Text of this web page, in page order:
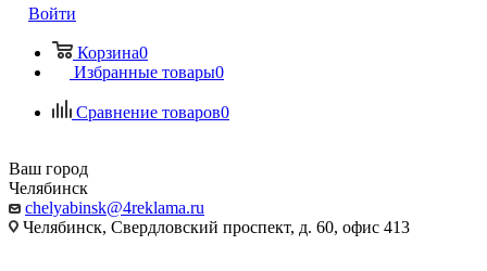
Войти
Корзина0
Избранные товары0
Сравнение товаров0
Ваш город
Челябинск
chelyabinsk@4reklama.ru
Челябинск, Свердловский проспект, д. 60, офис 413